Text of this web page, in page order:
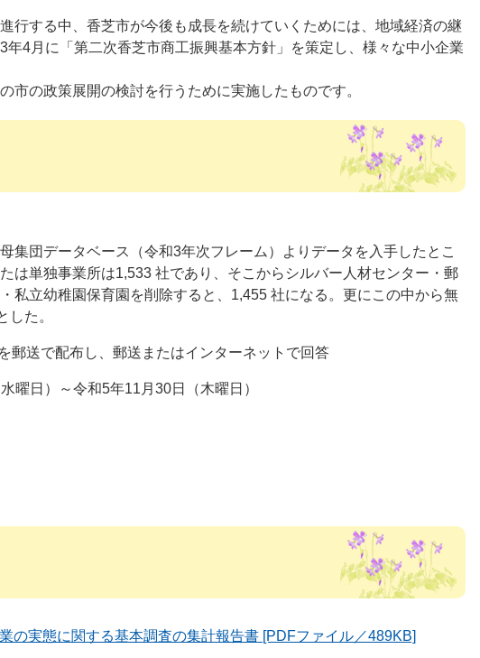
行する中、香芝市が今後も成長を続けていくためには、地域経済の継
年4月に「第二次香芝市商工振興基本方針」を策定し、様々な中小企業
市の政策展開の検討を行うために実施したものです。
集団データベース（令和3年次フレーム）よりデータを入手したとこ
は単独事業所は1,533 社であり、そこからシルバー人材センター・郵
私立幼稚園保育園を削除すると、1,455 社になる。更にこの中から無
した。​
郵送で配布し、郵送またはインターネットで回答
曜日）～令和5年11月30日（木曜日）
の実態に関する基本調査の集計報告書 [PDFファイル／489KB]